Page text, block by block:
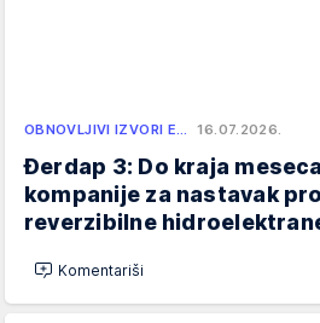
OBNOVLJIVI IZVORI E… 16.07.2026.
Đerdap 3: Do kraja
kompanije za nastavak
reverzibilne
Komentariši